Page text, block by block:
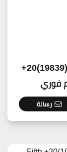
ماونتن فيو اي سيتي التجمع الخامس (19839)20+
رسالة